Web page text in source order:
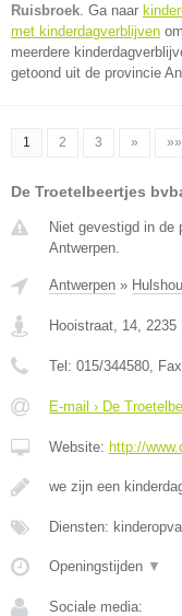
Ruisbroek. Ga naar
met kinderdagverblijven
meerdere
getoond uit de provincie
1 2 3 » »»
De Troetelbeertjes
Niet gevestigd in de
Antwerpen.
Antwerpen »
Hooistraat, 14, 2235
Tel: 015/344580,
E-mail › De
Website: http://
we zijn een
Diensten:
Openingstijden ▼
Sociale media: